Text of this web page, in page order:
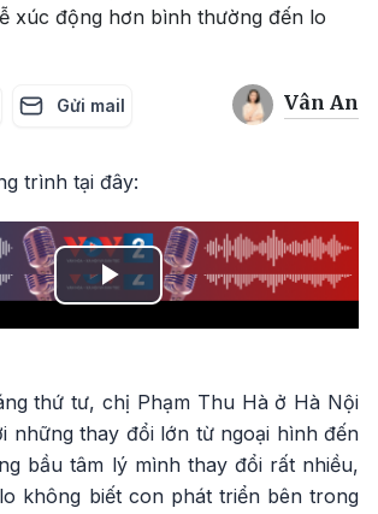
xúc động hơn bình thường đến lo
Gửi mail Vân An
trình tại đây:
Play
thứ tư, chị Phạm Thu Hà ở Hà Nội
những thay đổi lớn từ ngoại hình đến
bầu tâm lý mình thay đổi rất nhiều,
không biết con phát triển bên trong